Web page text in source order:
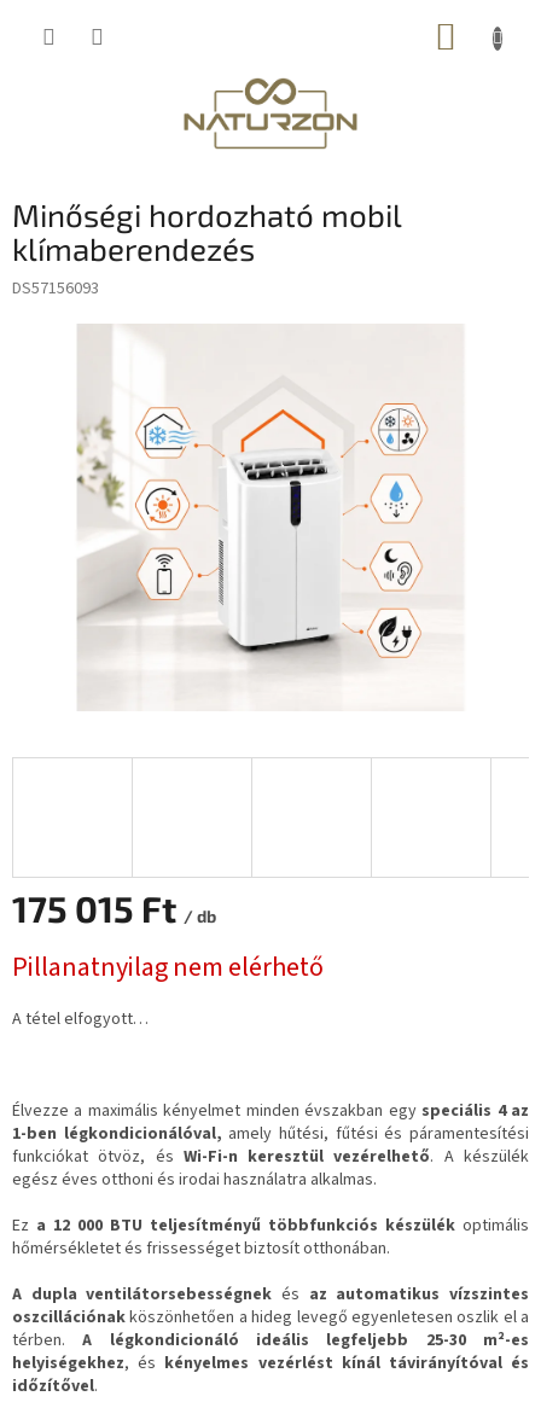
KOSÁR
Minőségi hordozható mobil
klímaberendezés
DS57156093
175 015 Ft / db
Pillanatnyilag nem elérhető
A tétel elfogyott…
Élvezze a maximális kényelmet minden évszakban egy speciális 4 az
1-ben légkondicionálóval, amely hűtési, fűtési és páramentesítési
funkciókat ötvöz, és Wi-Fi-n keresztül vezérelhető. A készülék
egész éves otthoni és irodai használatra alkalmas.
Ez a 12 000 BTU teljesítményű többfunkciós készülék optimális
hőmérsékletet és frissességet biztosít otthonában.
A dupla ventilátorsebességnek és az automatikus vízszintes
oszcillációnakköszönhetően a hideg levegő egyenletesen oszlik el a
térben.A légkondicionáló ideális legfeljebb 25-30 m²-es
helyiségekhez, és kényelmes vezérlést kínál távirányítóval és
időzítővel.